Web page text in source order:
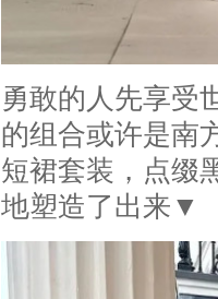
勇敢的人先享受
的组合或许是南
短裙套装，点缀
地塑造了出来▼